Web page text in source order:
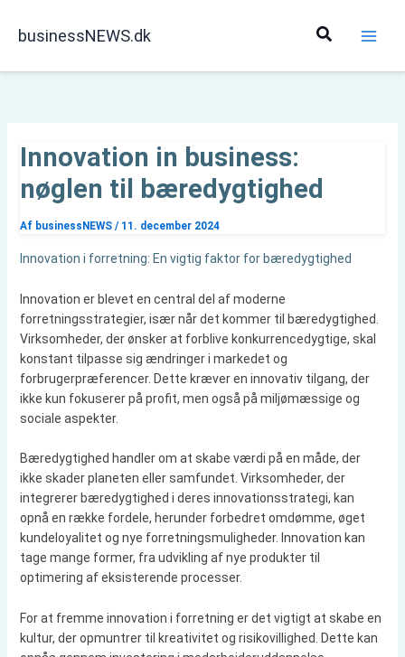
businessNEWS.dk Søg
Innovation in business:
nøglen til bæredygtighed
Af businessNEWS / 11. december 2024
Innovation i forretning: En vigtig faktor for bæredygtighed
Innovation er blevet en central del af moderne
forretningsstrategier, især når det kommer til bæredygtighed.
Virksomheder, der ønsker at forblive konkurrencedygtige, skal
konstant tilpasse sig ændringer i markedet og
forbrugerpræferencer. Dette kræver en innovativ tilgang, der
ikke kun fokuserer på profit, men også på miljømæssige og
sociale aspekter.
Bæredygtighed handler om at skabe værdi på en måde, der
ikke skader planeten eller samfundet. Virksomheder, der
integrerer bæredygtighed i deres innovationsstrategi, kan
opnå en række fordele, herunder forbedret omdømme, øget
kundeloyalitet og nye forretningsmuligheder. Innovation kan
tage mange former, fra udvikling af nye produkter til
optimering af eksisterende processer.
For at fremme innovation i forretning er det vigtigt at skabe en
kultur, der opmuntrer til kreativitet og risikovillighed. Dette kan